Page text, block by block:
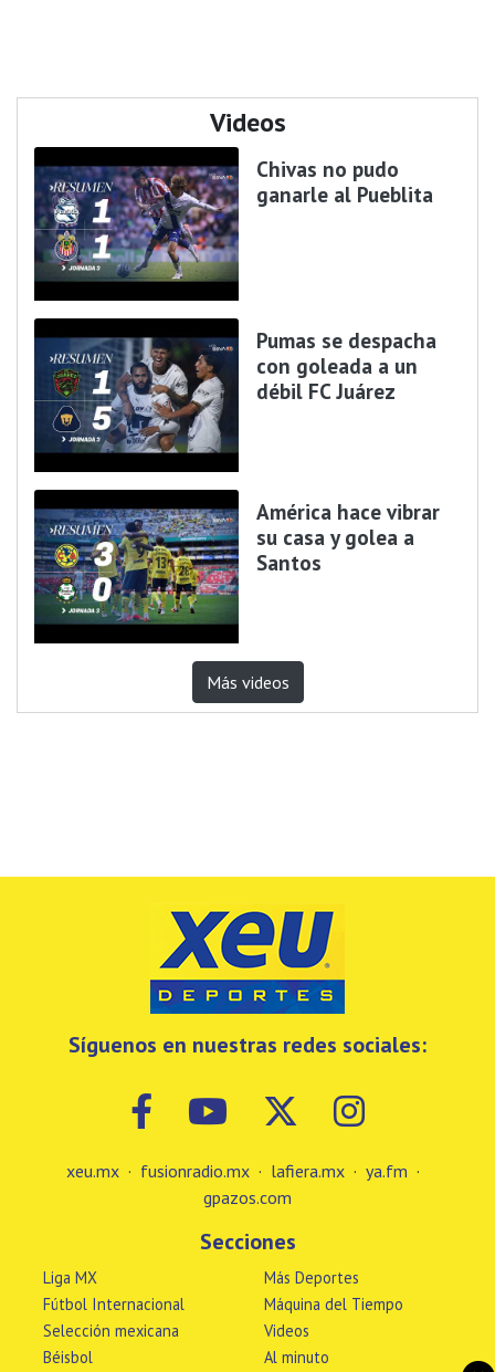
Videos
Chivas no pudo
ganarle al Pueblita
Pumas se despacha
con goleada a un
débil FC Juárez
América hace vibrar
su casa y golea a
Santos
Más videos
Síguenos en nuestras redes sociales:
xeu.mx · fusionradio.mx · lafiera.mx · ya.fm ·
gpazos.com
Secciones
Liga MX
Fútbol Internacional
Selección mexicana
Béisbol
Más Deportes
Máquina del Tiempo
Videos
Al minuto